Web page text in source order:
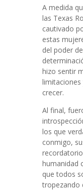
A medida
las Texas
cautivado
estas
del poder
hizo sentir
limitaciones
crecer.
Al final,
los que
conmigo,
humanidad
que todos
tropezando